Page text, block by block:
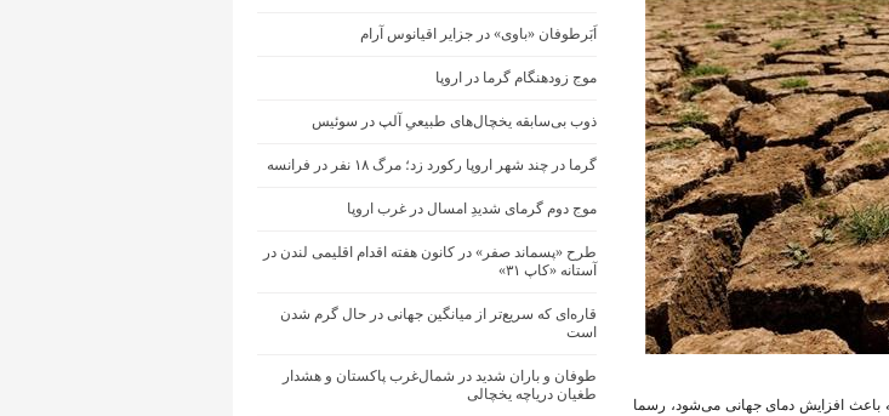
باعث افزایش دمای جهانی می‌شود، رسما
اَبَرطوفان «باوی» در جزایر اقیانوس آرام
موج زودهنگام گرما در اروپا
ذوب بی‌سابقه یخچال‌های طبیعیِ آلپ در سوئیس
گرما در چند شهر اروپا رکورد زد؛ مرگ ۱۸ نفر در فرانسه
موج دوم گرمای شدیدِ امسال در غرب اروپا
طرح «پسماند صفر» در کانون هفته اقدام اقلیمی لندن در
آستانه «کاپ ۳۱»
قاره‌ای که سریع‌تر از میانگین جهانی در حال گرم شدن
است
طوفان و باران شدید در شمال‌غرب پاکستان و هشدار
طغیان دریاچه یخچالی